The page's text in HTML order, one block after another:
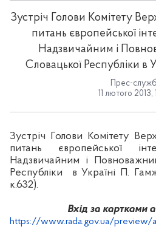
Зустріч Голови Комітету
питань європейської
Надзвичайним і
Словацької Республіки в
Прес-
11 лютого 2013,
Зустріч Голови Комітету
питань європейської
Надзвичайним і
Республіки в Україні П.
к.632).
Вхід за картками
https://www.rada.gov.ua/preview/